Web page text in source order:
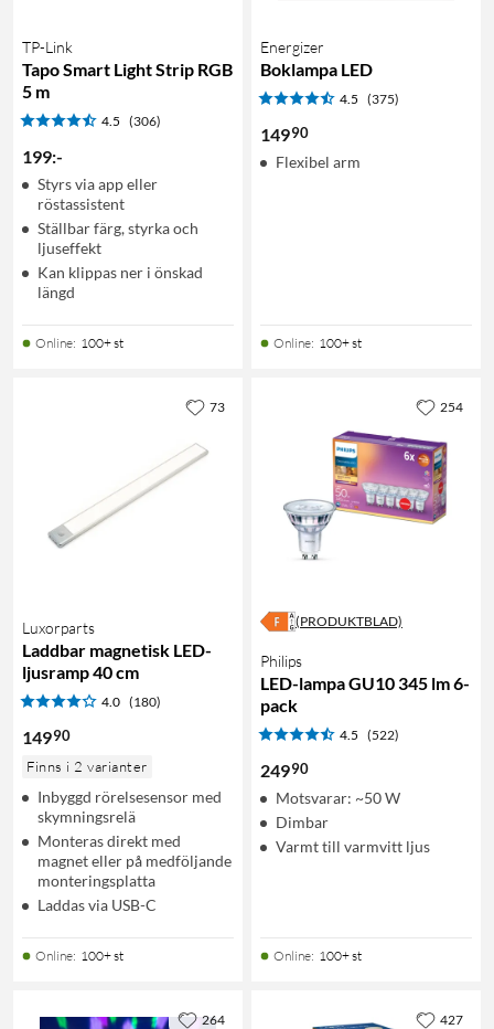
TP-Link
Tapo Smart Light Strip RGB
5 m
4.5 (306)
199:-
Styrs via app eller
röstassistent
Ställbar färg, styrka och
ljuseffekt
Kan klippas ner i önskad
längd
Online: 100+ st
Energizer
Boklampa LED
4.5 (375)
14990
Flexibel arm
Online: 100+ st
Luxorparts
Laddbar magnetisk LED-
ljusramp 40 cm
4.0 (180)
14990
Finns i 2 varianter
Inbyggd rörelsesensor med
skymningsrelä
Monteras direkt med
magnet eller på medföljande
monteringsplatta
Laddas via USB-C
Online: 100+ st
73
(PRODUKTBLAD)
Philips
LED-lampa GU10 345 lm 6-
pack
4.5 (522)
24990
Motsvarar: ~50 W
Dimbar
Varmt till varmvitt ljus
Online: 100+ st
254
264 427